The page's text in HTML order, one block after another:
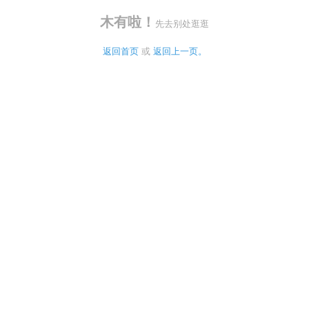
木有啦！ 先去别处逛逛
返回首页 或 返回上一页。